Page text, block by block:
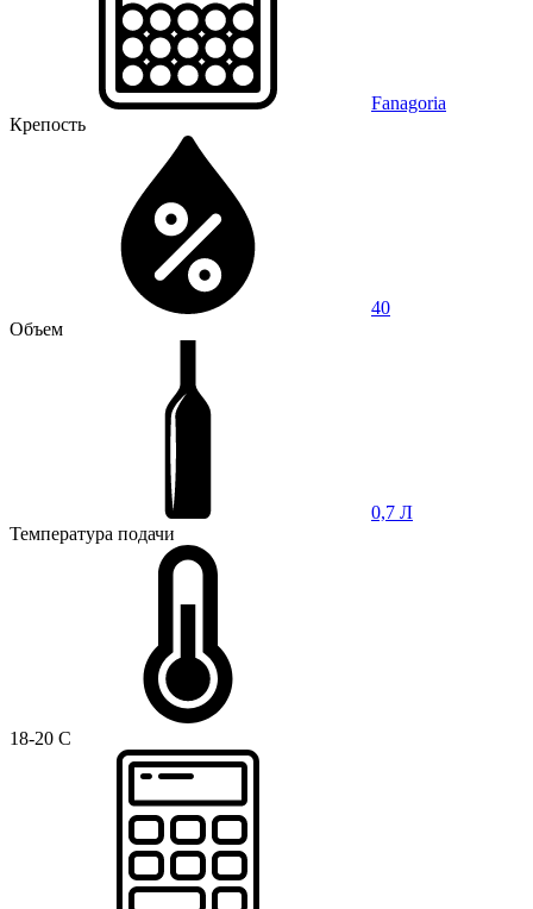
Fanagoria
Крепость
40
Объем
0,7 Л
Температура подачи
18-20 C